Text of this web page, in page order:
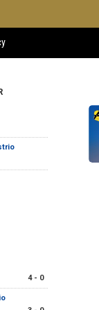
4 - 0